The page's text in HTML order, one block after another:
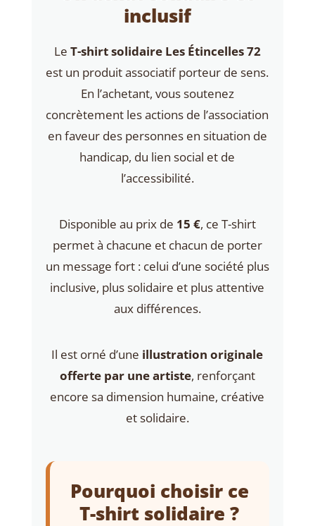
inclusif
Le T-shirt solidaire Les Étincelles 72
est un produit associatif porteur de sens.
En l’achetant, vous soutenez
concrètement les actions de l’association
en faveur des personnes en situation de
handicap, du lien social et de
l’accessibilité.
Disponible au prix de 15 €, ce T-shirt
permet à chacune et chacun de porter
un message fort : celui d’une société plus
inclusive, plus solidaire et plus attentive
aux différences.
Il est orné d’une illustration originale
offerte par une artiste, renforçant
encore sa dimension humaine, créative
et solidaire.
Pourquoi choisir ce
T-shirt solidaire ?